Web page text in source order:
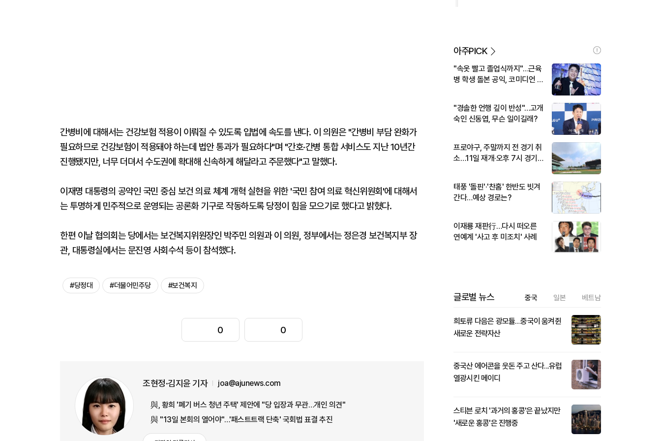
간병비에 대해서는 건강보험 적용이 이뤄질 수 있도록 입법에 속도를 낸다. 이 의원은 "간병비 부담 완화가
필요하므로 건강보험이 적용돼야 하는데 법안 통과가 필요하다"며 "간호·간병 통합 서비스도 지난 10년간
진행됐지만, 너무 더뎌서 수도권에 확대해 신속하게 해달라고 주문했다"고 말했다.
이재명 대통령의 공약인 국민 중심 보건 의료 체계 개혁 실현을 위한 '국민 참여 의료 혁신위원회'에 대해서
는 투명하게 민주적으로 운영되는 공론화 기구로 작동하도록 당정이 힘을 모으기로 했다고 밝혔다.
한편 이날 협의회는 당에서는 보건복지위원장인 박주민 의원과 이 의원, 정부에서는 정은경 보건복지부 장
관, 대통령실에서는 문진영 사회수석 등이 참석했다.
#당정대 #더불어민주당 #보건복지
0 0
조현정·김지윤 기자 joa@ajunews.com
與, 황희 '폐기 버스 청년 주택' 제안에 "당 입장과 무관…개인 의견"
與 "13일 본회의 열어야"…'패스트트랙 단축' 국회법 표결 추진
아주PICK
"속옷 빨고 졸업식까지"…근육
병 학생 돌본 공익, 코미디언 김
"경솔한 언행 깊이 반성"…고개
숙인 신동엽, 무슨 일이길래?
프로야구, 주말까지 전 경기 취
소…11일 재개·오후 7시 경기
태풍 '돌핀'·'찬홈' 한반도 빗겨
간다…예상 경로는?
이재룡 재판行…다시 떠오른
연예계 '사고 후 미조치' 사례
글로벌 뉴스 중국 일본 베트남
희토류 다음은 광모듈…중국이 움켜쥔
새로운 전략자산
중국산 에어콘을 웃돈 주고 산다...유럽
열광시킨 메이디
스티븐 로치 '과거의 홍콩'은 끝났지만
'새로운 홍콩'은 진행중